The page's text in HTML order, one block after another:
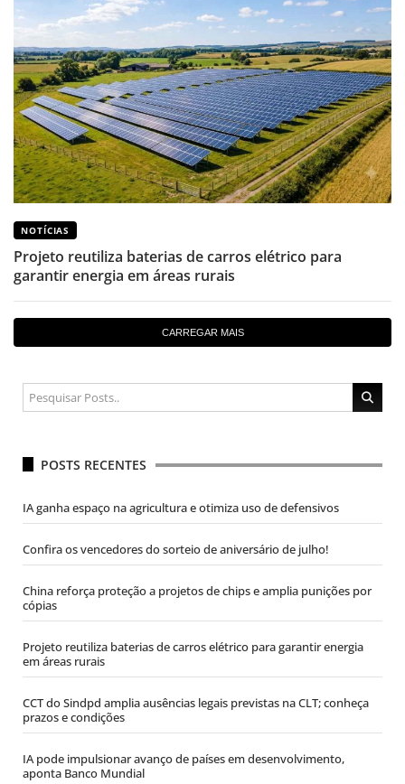
NOTÍCIAS
Projeto reutiliza baterias de carros elétrico para
garantir energia em áreas rurais
CARREGAR MAIS
POSTS RECENTES
IA ganha espaço na agricultura e otimiza uso de defensivos
Confira os vencedores do sorteio de aniversário de julho!
China reforça proteção a projetos de chips e amplia punições por
cópias
Projeto reutiliza baterias de carros elétrico para garantir energia
em áreas rurais
CCT do Sindpd amplia ausências legais previstas na CLT; conheça
prazos e condições
IA pode impulsionar avanço de países em desenvolvimento,
aponta Banco Mundial